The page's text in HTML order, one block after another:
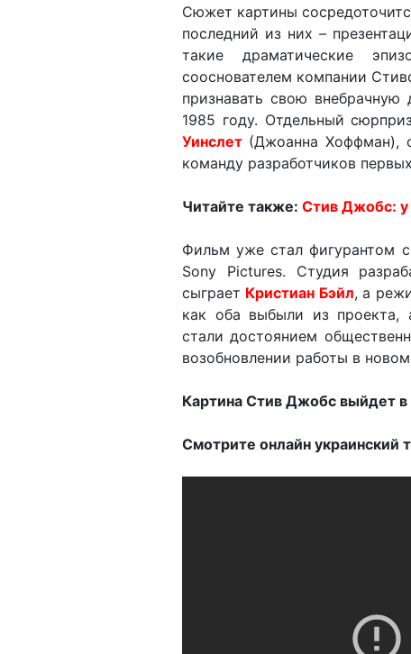
Сюжет картины
последний из них –
такие драматические
сооснователем компании
признавать свою
1985 году. Отдельный
Уинслет (Джоанна Хоффман),
команду разработчиков
Читайте также: Стив Джобс: у
Фильм уже стал фигурантом
Sony Pictures. Студия
сыграет Кристиан Бэйл, а
как оба выбыли из проекта,
стали достоянием
возобновлении работы в
Картина Стив Джобс выйдет в
Смотрите онлайн